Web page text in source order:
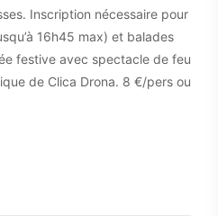
Inscription nécessaire pour
16h45 max) et balades
festive avec spectacle de feu
de Clica Drona. 8 €/pers ou